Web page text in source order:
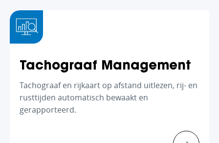
Tachograaf Management
Tachograaf en rijkaart op afstand uitlezen, rij- en
rusttijden automatisch bewaakt en
gerapporteerd.